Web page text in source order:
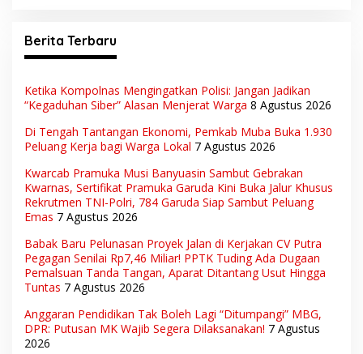
Berita Terbaru
Ketika Kompolnas Mengingatkan Polisi: Jangan Jadikan
“Kegaduhan Siber” Alasan Menjerat Warga 8 Agustus 2026
Di Tengah Tantangan Ekonomi, Pemkab Muba Buka 1.930
Peluang Kerja bagi Warga Lokal 7 Agustus 2026
Kwarcab Pramuka Musi Banyuasin Sambut Gebrakan
Kwarnas, Sertifikat Pramuka Garuda Kini Buka Jalur Khusus
Rekrutmen TNI-Polri, 784 Garuda Siap Sambut Peluang
Emas 7 Agustus 2026
Babak Baru Pelunasan Proyek Jalan di Kerjakan CV Putra
Pegagan Senilai Rp7,46 Miliar! PPTK Tuding Ada Dugaan
Pemalsuan Tanda Tangan, Aparat Ditantang Usut Hingga
Tuntas 7 Agustus 2026
Anggaran Pendidikan Tak Boleh Lagi “Ditumpangi” MBG,
DPR: Putusan MK Wajib Segera Dilaksanakan! 7 Agustus
2026